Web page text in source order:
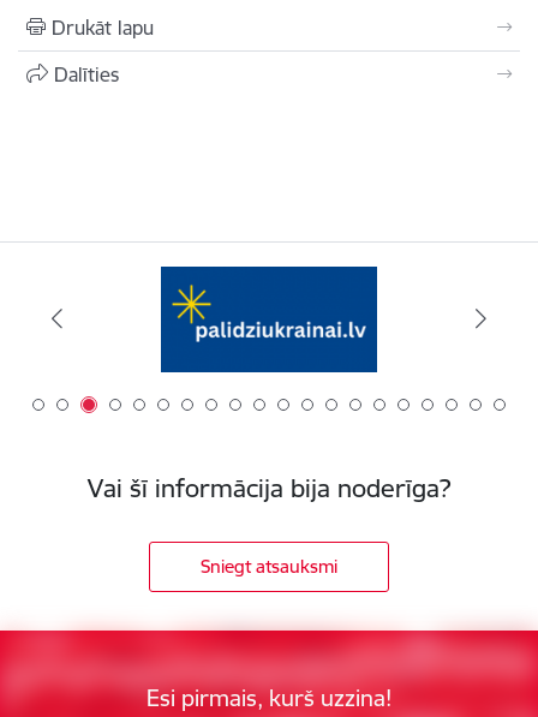
Drukāt lapu
Dalīties
Vai šī informācija bija noderīga?
Sniegt atsauksmi
Esi pirmais, kurš uzzina!